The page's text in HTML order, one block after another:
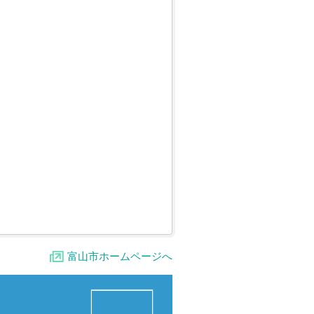
富山市ホームページへ